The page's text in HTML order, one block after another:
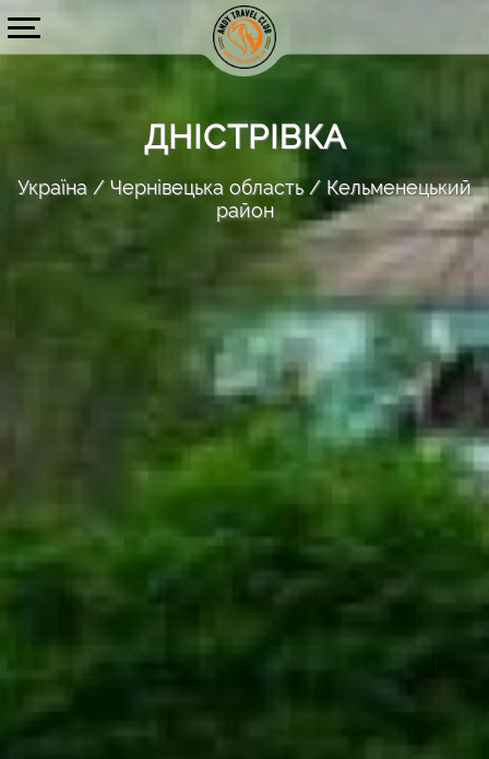
ДНІСТРІВКА
Україна Чернівецька область
Кельменецький
район